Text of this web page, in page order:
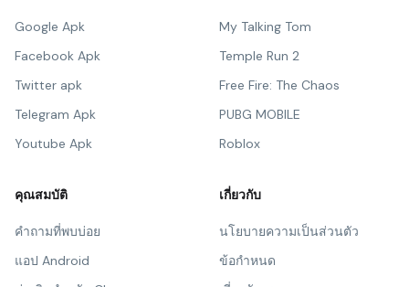
Google Apk
Facebook Apk
Twitter apk
Telegram Apk
Youtube Apk
My Talking Tom
Temple Run 2
Free Fire: The Chaos
PUBG MOBILE
Roblox
คุณสมบัติ
คำถามที่พบบ่อย
แอป Android
เกี่ยวกับ
นโยบายความเป็นส่วนตัว
ข้อกำหนด